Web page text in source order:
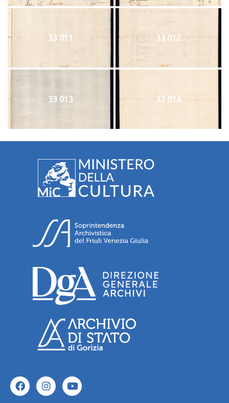
33 011 33 012
33 013 33 014